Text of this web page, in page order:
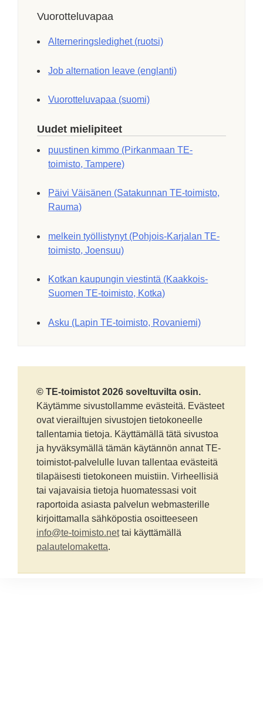
Vuorotteluvapaa
Alterneringsledighet (ruotsi)
Job alternation leave (englanti)
Vuorotteluvapaa (suomi)
Uudet mielipiteet
puustinen kimmo (Pirkanmaan TE-
toimisto, Tampere)
Päivi Väisänen (Satakunnan TE-toimisto,
Rauma)
melkein työllistynyt (Pohjois-Karjalan TE-
toimisto, Joensuu)
Kotkan kaupungin viestintä (Kaakkois-
Suomen TE-toimisto, Kotka)
Asku (Lapin TE-toimisto, Rovaniemi)
© TE-toimistot 2026 soveltuvilta osin.
Käytämme sivustollamme evästeitä. Evästeet
ovat vierailtujen sivustojen tietokoneelle
tallentamia tietoja. Käyttämällä tätä sivustoa
ja hyväksymällä tämän käytännön annat TE-
toimistot-palvelulle luvan tallentaa evästeitä
tilapäisesti tietokoneen muistiin. Virheellisiä
tai vajavaisia tietoja huomatessasi voit
raportoida asiasta palvelun webmasterille
kirjoittamalla sähköpostia osoitteeseen
info@te-toimisto.nettai käyttämällä
palautelomaketta.